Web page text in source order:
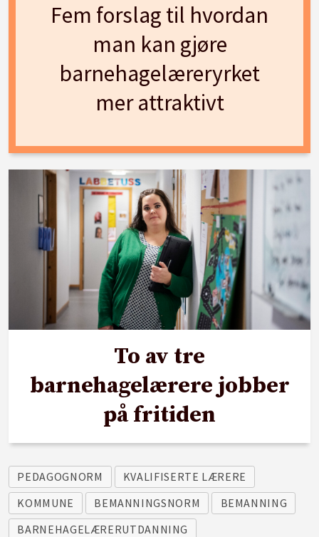
Fem forslag til hvordan
man kan gjøre
barnehagelæreryrket
mer attraktivt
To av tre
barnehagelærere jobber
på fritiden
PEDAGOGNORM
KVALIFISERTE LÆRERE
KOMMUNE
BEMANNINGSNORM
BEMANNING
BARNEHAGELÆRERUTDANNING